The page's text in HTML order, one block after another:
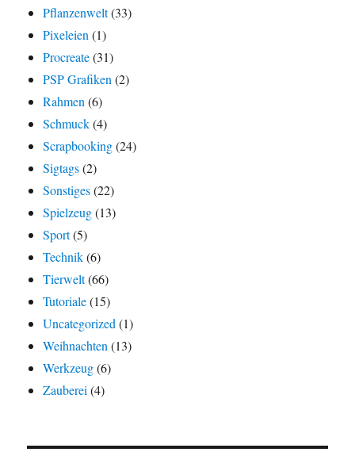
Pflanzenwelt(33)
Pixeleien (1)
Procreate(31)
PSP Grafiken (2)
Rahmen (6)
Schmuck(4)
Scrapbooking(24)
Sigtags(2)
Sonstiges(22)
Spielzeug(13)
Sport(5)
Technik(6)
Tierwelt(66)
Tutoriale(15)
Uncategorized (1)
Weihnachten (13)
Werkzeug(6)
Zauberei (4)